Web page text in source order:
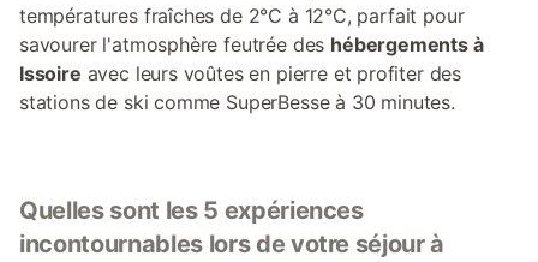
températures fraîches de 2°C à 12°C, parfait pour
savourer l'atmosphère feutrée des hébergements à
Issoire avec leurs voûtes en pierre et profiter des
stations de ski comme SuperBesse à 30 minutes.
Quelles sont les 5 expériences
incontournables lors de votre séjour à